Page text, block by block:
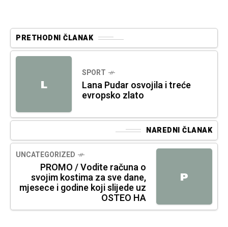
PRETHODNI ČLANAK
L
SPORT
Lana Pudar osvojila i treće
evropsko zlato
NAREDNI ČLANAK
P
UNCATEGORIZED
PROMO / Vodite računa o
svojim kostima za sve dane,
mjesece i godine koji slijede uz
OSTEO HA